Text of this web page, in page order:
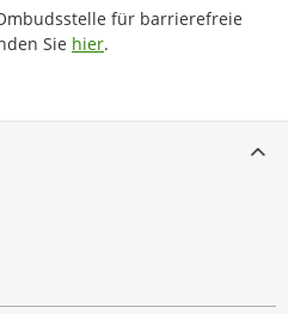
für barrierefreie
Sie hier.